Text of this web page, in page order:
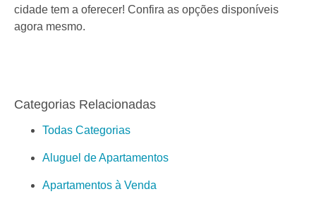
cidade tem a oferecer! Confira as opções disponíveis
agora mesmo.
Categorias Relacionadas
Todas Categorias
Aluguel de Apartamentos
Apartamentos à Venda